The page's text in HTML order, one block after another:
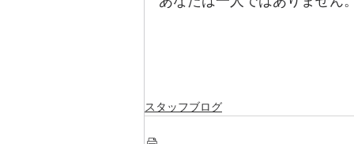
スタッフブログ